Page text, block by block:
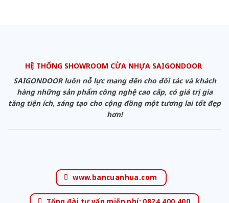
HỆ THỐNG SHOWROOM CỬA NHỰA SAIGONDOOR
SAIGONDOOR luôn nỗ lực mang đến cho đối tác và khách
hàng những sản phẩm công nghệ cao cấp, có giá trị gia
tăng tiện ích, sáng tạo cho cộng đồng một tương lai tốt đẹp
hơn!
www.bancuanhua.com